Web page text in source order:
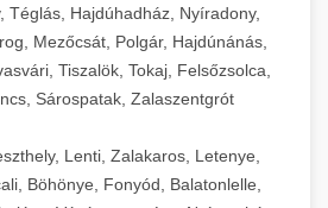
Téglás, Hajdúhadház, Nyíradony,
Mezőcsát, Polgár, Hajdúnánás,
Tiszalök, Tokaj, Felsőzsolca,
Sárospatak, Zalaszentgrót
Lenti, Zalakaros, Letenye,
Böhönye, Fonyód, Balatonlelle,